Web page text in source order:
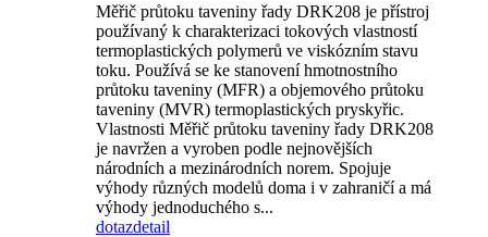
Měřič průtoku taveniny řady DRK208 je přístroj
používaný k charakterizaci tokových vlastností
termoplastických polymerů ve viskózním stavu
toku. Používá se ke stanovení hmotnostního
průtoku taveniny (MFR) a objemového průtoku
taveniny (MVR) termoplastických pryskyřic.
Vlastnosti Měřič průtoku taveniny řady DRK208
je navržen a vyroben podle nejnovějších
národních a mezinárodních norem. Spojuje
výhody různých modelů doma i v zahraničí a má
výhody jednoduchého s...
dotazdetail